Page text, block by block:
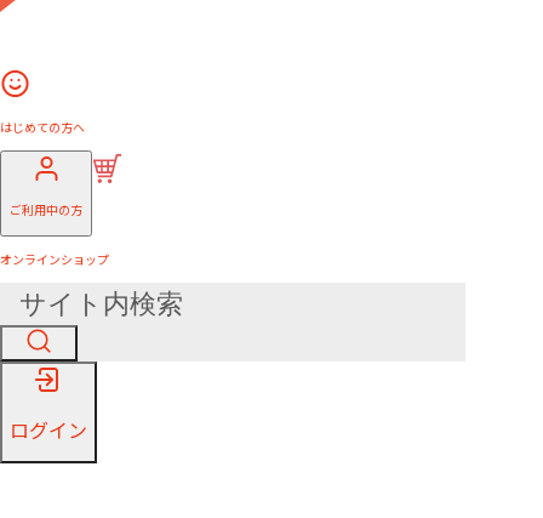
はじめての方へ
ご利用中の方
オンラインショップ
ログイン